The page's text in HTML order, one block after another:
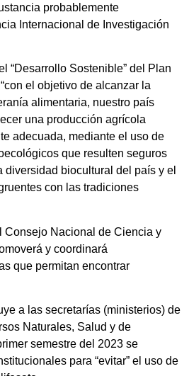
probablemente
Internacional de Investigación
“Desarrollo Sostenible” del Plan
el objetivo de alcanzar la
alimentaria, nuestro país
una producción agrícola
adecuada, mediante el uso de
que resulten seguros
diversidad biocultural del país y el
con las tradiciones
Consejo Nacional de Ciencia y
y coordinará
que permitan encontrar
a las secretarías (ministerios) de
Naturales, Salud y de
semestre del 2023 se
para “evitar” el uso de